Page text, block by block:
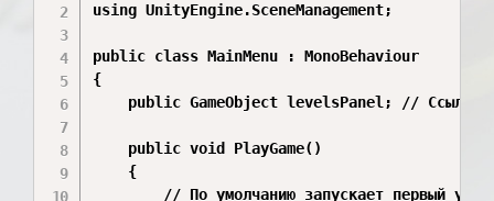
using UnityEngine.SceneManagement;
public class MainMenu : MonoBehaviour
{
public GameObject levelsPanel; // Ссылка
    public void PlayGame()
    {
// По умолчанию запускает первый